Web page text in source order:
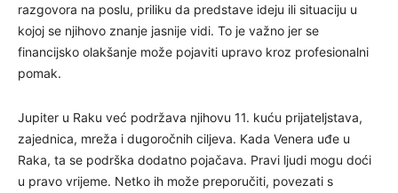
razgovora na poslu, priliku da predstave ideju ili situaciju u
kojoj se njihovo znanje jasnije vidi. To je važno jer se
financijsko olakšanje može pojaviti upravo kroz profesionalni
pomak.
Jupiter u Raku već podržava njihovu 11. kuću prijateljstava,
zajednica, mreža i dugoročnih ciljeva. Kada Venera uđe u
Raka, ta se podrška dodatno pojačava. Pravi ljudi mogu doći
u pravo vrijeme. Netko ih može preporučiti, povezati s